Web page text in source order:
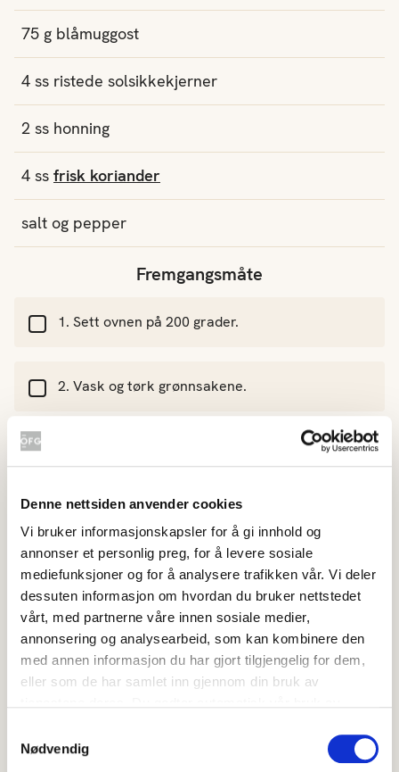
Denne nettsiden anvender cookies
Vi bruker informasjonskapsler for å gi innhold og
annonser et personlig preg, for å levere sosiale
mediefunksjoner og for å analysere trafikken vår. Vi deler
dessuten informasjon om hvordan du bruker nettstedet
vårt, med partnerne våre innen sosiale medier,
annonsering og analysearbeid, som kan kombinere den
med annen informasjon du har gjort tilgjengelig for dem,
eller som de har samlet inn gjennom din bruk av
Nødvendig
75 g blåmuggost
4 ss ristede solsikkekjerner
2 ss honning
4 ss frisk koriander
salt og pepper
Fremgangsmåte
Sett ovnen på 200 grader.
Vask og tørk grønnsakene.
Skjær persillerot, gulrot og sellerirot i staver
og løk og beter i båter. Pass på at de har
sånn noenlunde samme størrelse.
Bland alt med olje, eddik, salt og pepper og
legg det utover på et stekebrett med
bakepapir.
mørt og gjerne litt farge. Grønnsakene kan